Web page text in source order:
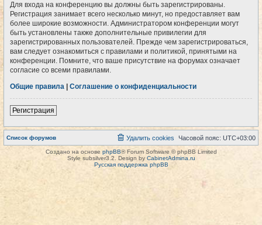
Для входа на конференцию вы должны быть зарегистрированы.
Регистрация занимает всего несколько минут, но предоставляет вам
более широкие возможности. Администратором конференции могут
быть установлены также дополнительные привилегии для
зарегистрированных пользователей. Прежде чем зарегистрироваться,
вам следует ознакомиться с правилами и политикой, принятыми на
конференции. Помните, что ваше присутствие на форумах означает
согласие со всеми правилами.
Общие правила
Соглашение о конфиденциальности
Регистрация
Список форумов Часовой пояс: UTC+03:00
Удалить cookies
Создано на основе phpBB® Forum Software © phpBB Limited
Style subsilver3.2. Design by CabinetAdmina.ru
Русская поддержка phpBB